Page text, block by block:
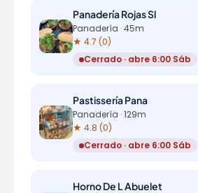
Panadería Rojas Sl
Panadería · 45m
★ 4.7 (0)
Cerrado · abre 6:00 Sáb
Pastissería Pana
Panadería · 129m
★ 4.8 (0)
Cerrado · abre 6:00 Sáb
Horno De L Abuelet